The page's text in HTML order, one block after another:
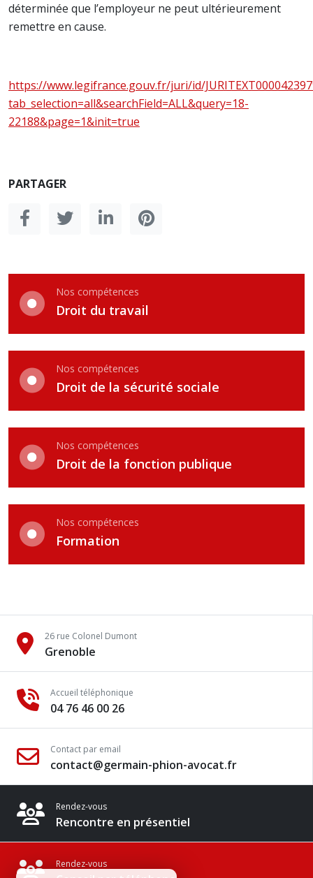
déterminée que l’employeur ne peut ultérieurement
remettre en cause.
https://www.legifrance.gouv.fr/juri/id/
tab_selection=all&searchField=ALL&query=18-
22188&page=1&init=true
PARTAGER
Nos compétences
Droit du travail
Nos compétences
Droit de la sécurité sociale
Nos compétences
Droit de la fonction publique
Nos compétences
Formation
26 rue Colonel Dumont
Grenoble
Accueil téléphonique
04 76 46 00 26
Contact par email
contact@germain-phion-avocat.fr
Rendez-vous
Rencontre en présentiel
Rendez-vous